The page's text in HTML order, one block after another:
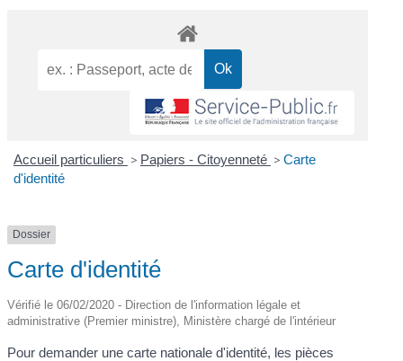
Accueil particuliers > Papiers - Citoyenneté > Carte
d'identité
Dossier
Carte d'identité
Vérifié le 06/02/2020 - Direction de l'information légale et
administrative (Premier ministre), Ministère chargé de l'intérieur
Pour demander une carte nationale d'identité, les pièces